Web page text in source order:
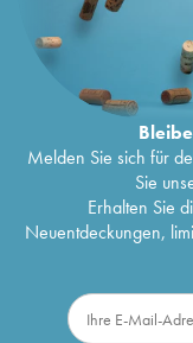
Melden Sie sich für
Sie
Erhalten Sie
Neuentdeckungen,